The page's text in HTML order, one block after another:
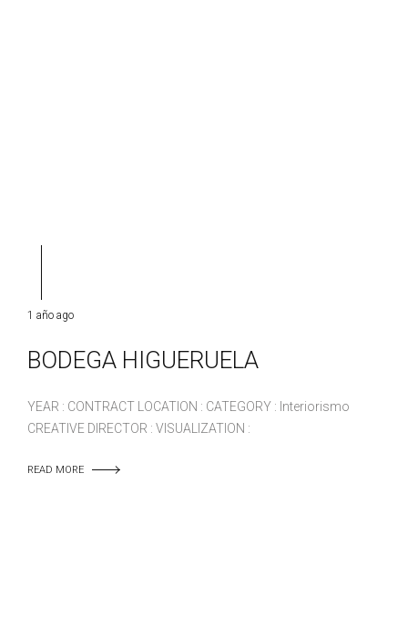
1 año ago
BODEGA HIGUERUELA
YEAR : CONTRACT LOCATION : CATEGORY : Interiorismo
CREATIVE DIRECTOR : VISUALIZATION :
READ MORE